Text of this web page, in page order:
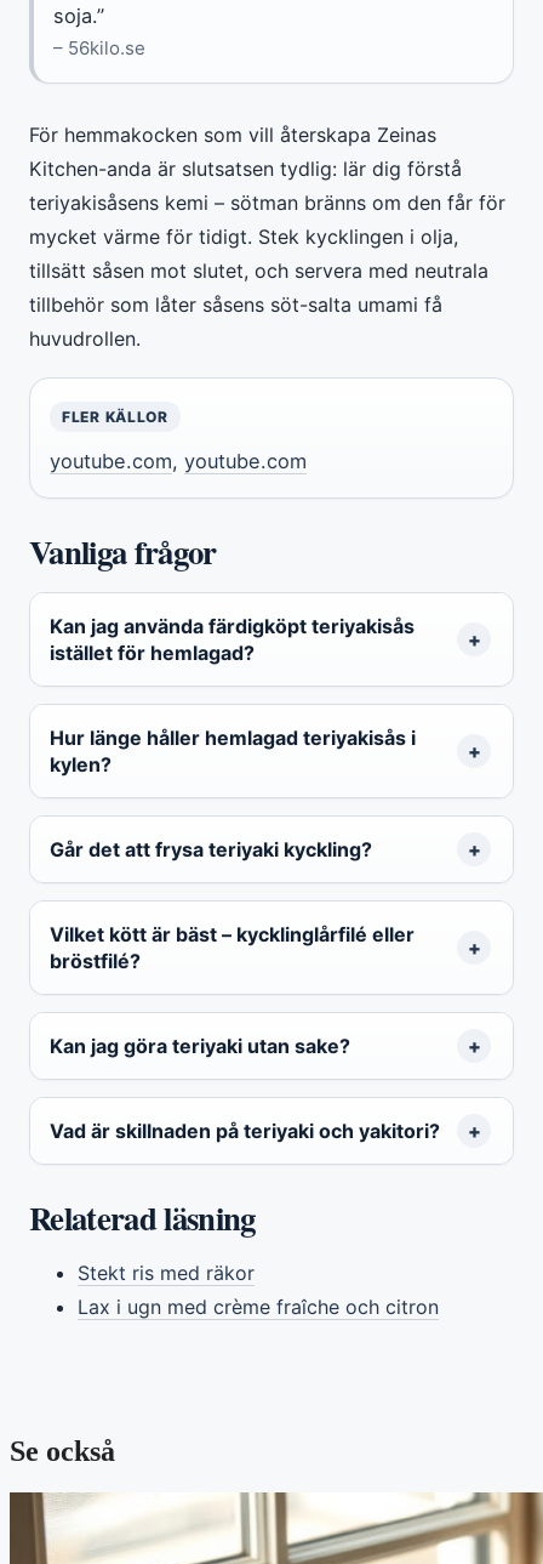
soja.”
– 56kilo.se
För hemmakocken som vill återskapa Zeinas
Kitchen-anda är slutsatsen tydlig: lär dig förstå
teriyakisåsens kemi – sötman bränns om den får för
mycket värme för tidigt. Stek kycklingen i olja,
tillsätt såsen mot slutet, och servera med neutrala
tillbehör som låter såsens söt-salta umami få
huvudrollen.
FLER KÄLLOR
youtube.com, youtube.com
Vanliga frågor
Kan jag använda färdigköpt teriyakisås
istället för hemlagad?
Hur länge håller hemlagad teriyakisås i
kylen?
Går det att frysa teriyaki kyckling?
Vilket kött är bäst – kycklinglårfilé eller
bröstfilé?
Kan jag göra teriyaki utan sake?
Vad är skillnaden på teriyaki och yakitori?
Relaterad läsning
Stekt ris med räkor
Lax i ugn med crème fraîche och citron
Se också